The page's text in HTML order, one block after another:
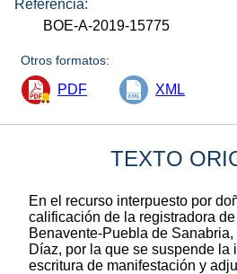
Referencia:
BOE-A-2019-15775
Otros formatos:
PDF XML
TEXTO
En el recurso interpuesto por
calificación de la registradora
Benavente-Puebla de
Díaz, por la que se suspende la
escritura de manifestación y